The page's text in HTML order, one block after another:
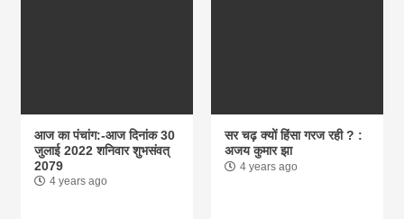
आज का पंचांग:-आज दिनांक 30
जुलाई 2022 शनिवार शुभसंवत्
2079
4 years ago
सर चढ़ क्यों हिंसा गरज रही ? :
अजय कुमार झा
4 years ago